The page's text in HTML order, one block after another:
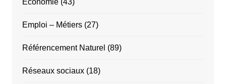
Emploi – Métiers(27)
Référencement Naturel (89)
Réseaux sociaux(18)